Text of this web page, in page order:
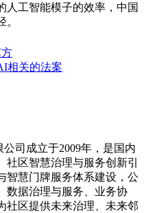
人工智能模子的效率，中国
相关的法案
司成立于2009年，是国内
区智慧治理与服务创新引
智慧门牌服务体系建设，公
数据治理与服务、业务协
社区提供未来治理、未来邻